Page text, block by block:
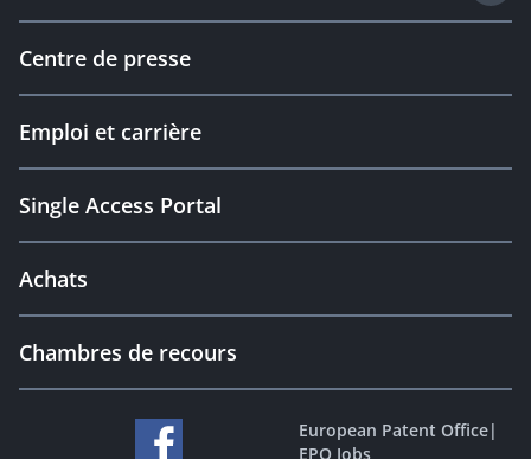
Centre de presse
Emploi et carrière
Single Access Portal
Achats
Chambres de recours
European Patent Office|
EPO Jobs